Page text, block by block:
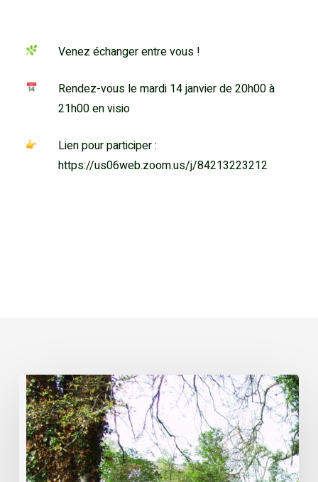
Venez échanger entre vous !
Rendez-vous le mardi 14 janvier de 20h00 à
21h00 en visio
Lien pour participer :
https://us06web.zoom.us/j/84213223212